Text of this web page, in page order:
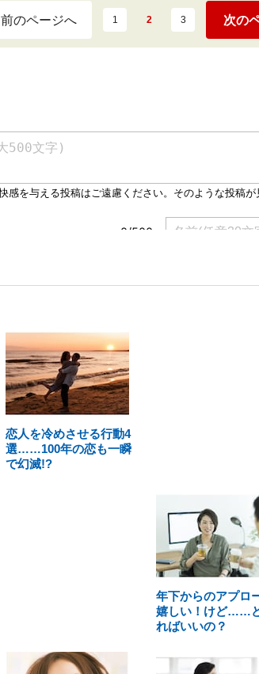
前のページへ 1 2 3 次の
恋人を冷めさせる行動4
選……100年の恋も一瞬
で幻滅!?
年下からのアプロ
嬉しい！けど……
ればいいの？